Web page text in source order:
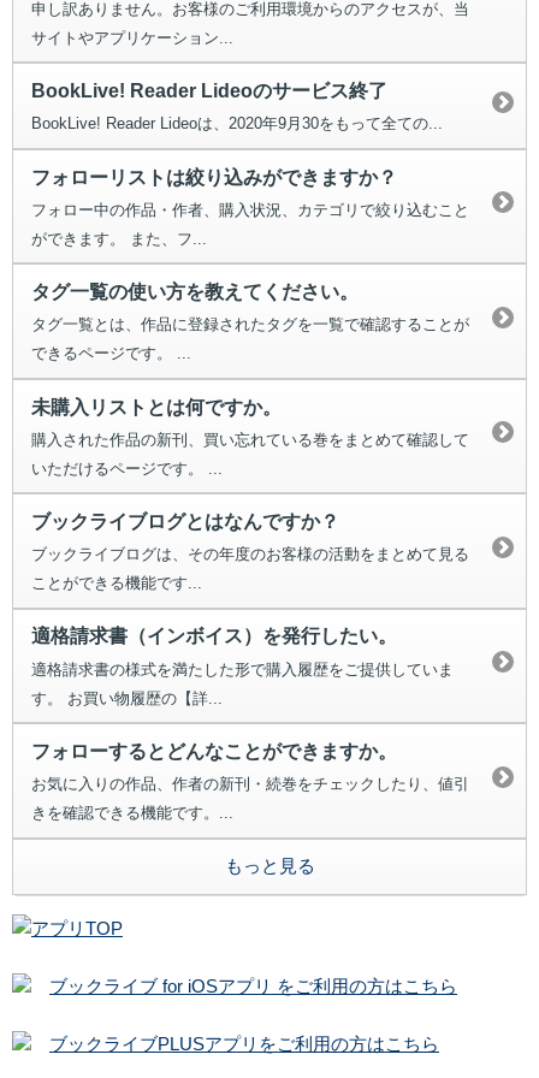
申し訳ありません。お客様のご利用環境からのアクセスが、当
サイトやアプリケーション...
BookLive! Reader Lideoのサービス終了
BookLive! Reader Lideoは、2020年9月30をもって全ての...
フォローリストは絞り込みができますか？
フォロー中の作品・作者、購入状況、カテゴリで絞り込むこと
ができます。 また、フ...
タグ一覧の使い方を教えてください。
タグ一覧とは、作品に登録されたタグを一覧で確認することが
できるページです。 ...
未購入リストとは何ですか。
購入された作品の新刊、買い忘れている巻をまとめて確認して
いただけるページです。 ...
ブックライブログとはなんですか？
ブックライブログは、その年度のお客様の活動をまとめて見る
ことができる機能です...
適格請求書（インボイス）を発行したい。
適格請求書の様式を満たした形で購入履歴をご提供していま
す。 お買い物履歴の【詳...
フォローするとどんなことができますか。
お気に入りの作品、作者の新刊・続巻をチェックしたり、値引
きを確認できる機能です。...
もっと見る
ブックライブ for iOSアプリ をご利用の方はこちら
ブックライブPLUSアプリをご利用の方はこちら